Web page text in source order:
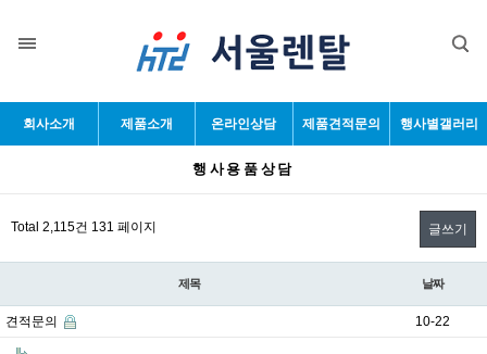
회사소개 제품소개 온라인상담 제품견적문의 행사별갤러리
행사용품상담
Total 2,115건 131 페이지 글쓰기
제목 날짜
견적문의 10-22